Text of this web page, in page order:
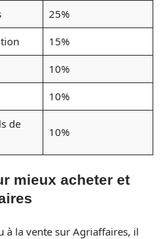
25%
15%
10%
10%
de
10%
mieux acheter et
à la vente sur Agriaffaires, il